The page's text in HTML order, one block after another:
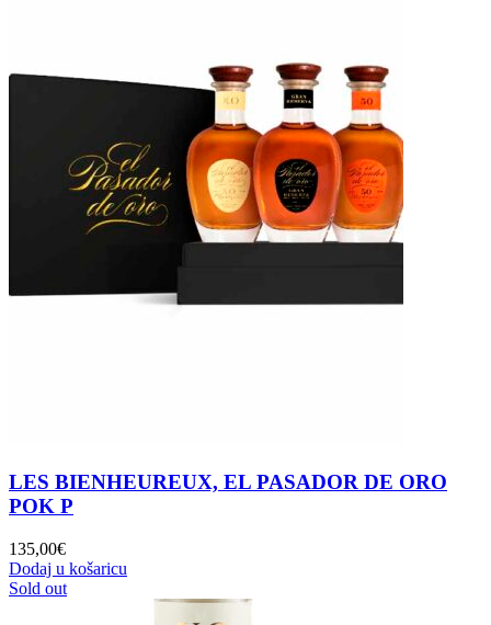
LES BIENHEUREUX, EL PASADOR DE ORO
POK P
135,00€
Dodaj u košaricu
Sold out